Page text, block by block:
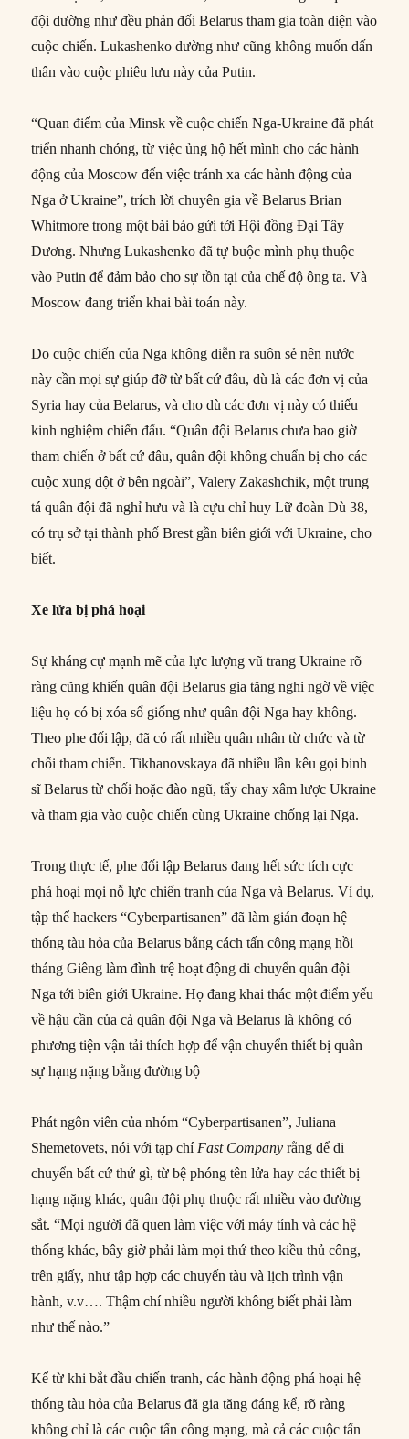
đội dường như đều phản đối Belarus tham gia toàn diện vào
cuộc chiến. Lukashenko dường như cũng không muốn dấn
thân vào cuộc phiêu lưu này của Putin.
“Quan điểm của Minsk về cuộc chiến Nga-Ukraine đã phát
triển nhanh chóng, từ việc ủng hộ hết mình cho các hành
động của Moscow đến việc tránh xa các hành động của
Nga ở Ukraine”, trích lời chuyên gia về Belarus Brian
Whitmore trong một bài báo gửi tới Hội đồng Đại Tây
Dương. Nhưng Lukashenko đã tự buộc mình phụ thuộc
vào Putin để đảm bảo cho sự tồn tại của chế độ ông ta. Và
Moscow đang triển khai bài toán này.
Do cuộc chiến của Nga không diễn ra suôn sẻ nên nước
này cần mọi sự giúp đỡ từ bất cứ đâu, dù là các đơn vị của
Syria hay của Belarus, và cho dù các đơn vị này có thiếu
kinh nghiệm chiến đấu. “Quân đội Belarus chưa bao giờ
tham chiến ở bất cứ đâu, quân đội không chuẩn bị cho các
cuộc xung đột ở bên ngoài”, Valery Zakashchik, một trung
tá quân đội đã nghỉ hưu và là cựu chỉ huy Lữ đoàn Dù 38,
có trụ sở tại thành phố Brest gần biên giới với Ukraine, cho
biết.
Xe lửa bị phá hoại
Sự kháng cự mạnh mẽ của lực lượng vũ trang Ukraine rõ
ràng cũng khiến quân đội Belarus gia tăng nghi ngờ về việc
liệu họ có bị xóa sổ giống như quân đội Nga hay không.
Theo phe đối lập, đã có rất nhiều quân nhân từ chức và từ
chối tham chiến. Tikhanovskaya đã nhiều lần kêu gọi binh
sĩ Belarus từ chối hoặc đào ngũ, tẩy chay xâm lược Ukraine
và tham gia vào cuộc chiến cùng Ukraine chống lại Nga.
Trong thực tế, phe đối lập Belarus đang hết sức tích cực
phá hoại mọi nỗ lực chiến tranh của Nga và Belarus. Ví dụ,
tập thể hackers “Cyberpartisanen” đã làm gián đoạn hệ
thống tàu hỏa của Belarus bằng cách tấn công mạng hồi
tháng Giêng làm đình trệ hoạt động di chuyển quân đội
Nga tới biên giới Ukraine. Họ đang khai thác một điểm yếu
về hậu cần của cả quân đội Nga và Belarus là không có
phương tiện vận tải thích hợp để vận chuyển thiết bị quân
sự hạng nặng bằng đường bộ
Phát ngôn viên của nhóm “Cyberpartisanen”, Juliana
Shemetovets, nói với tạp chí Fast Company rằng để di
chuyển bất cứ thứ gì, từ bệ phóng tên lửa hay các thiết bị
hạng nặng khác, quân đội phụ thuộc rất nhiều vào đường
sắt. “Mọi người đã quen làm việc với máy tính và các hệ
thống khác, bây giờ phải làm mọi thứ theo kiều thủ công,
trên giấy, như tập hợp các chuyến tàu và lịch trình vận
hành, v.v…. Thậm chí nhiều người không biết phải làm
như thế nào.”
Kể từ khi bắt đầu chiến tranh, các hành động phá hoại hệ
thống tàu hỏa của Belarus đã gia tăng đáng kể, rõ ràng
không chỉ là các cuộc tấn công mạng, mà cả các cuộc tấn